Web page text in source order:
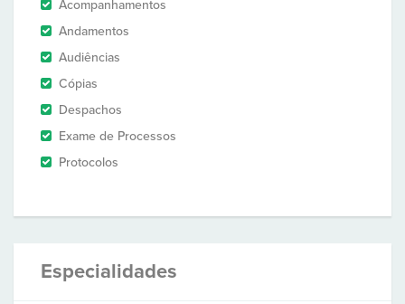
Acompanhamentos
Andamentos
Audiências
Cópias
Despachos
Exame de Processos
Protocolos
Especialidades